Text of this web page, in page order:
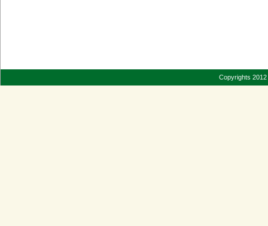
Copyrights